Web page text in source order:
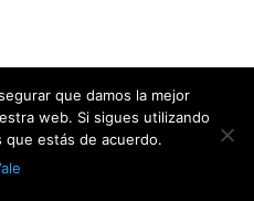
que damos la mejor
web. Si sigues utilizando
que estás de acuerdo.